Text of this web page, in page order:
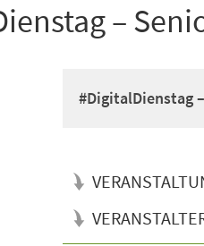
–
#DigitalDienstag